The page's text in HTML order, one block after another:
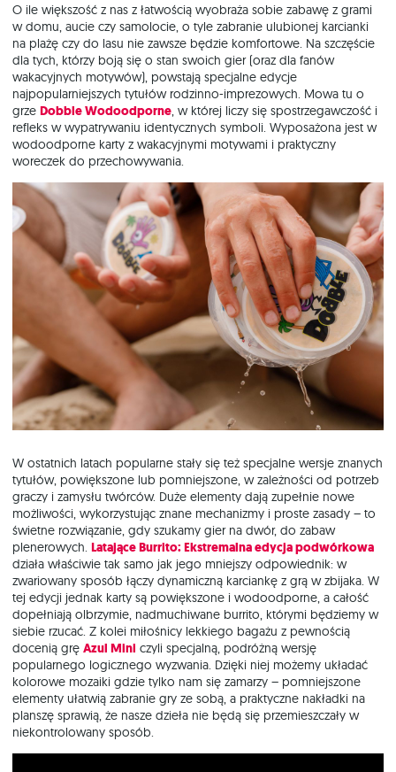
O ile większość z nas z łatwością wyobraża sobie zabawę z grami
w domu, aucie czy samolocie, o tyle zabranie ulubionej karcianki
na plażę czy do lasu nie zawsze będzie komfortowe. Na szczęście
dla tych, którzy boją się o stan swoich gier (oraz dla fanów
wakacyjnych motywów), powstają specjalne edycje
najpopularniejszych tytułów rodzinno-imprezowych. Mowa tu o
grze Dobble Wodoodporne , w której liczy się spostrzegawczość i
refleks w wypatrywaniu identycznych symboli. Wyposażona jest w
wodoodporne karty z wakacyjnymi motywami i praktyczny
woreczek do przechowywania.
W ostatnich latach popularne stały się też specjalne wersje znanych
tytułów, powiększone lub pomniejszone, w zależności od potrzeb
graczy i zamysłu twórców. Duże elementy dają zupełnie nowe
możliwości, wykorzystując znane mechanizmy i proste zasady – to
świetne rozwiązanie, gdy szukamy gier na dwór, do zabaw
plenerowych. Latające Burrito: Ekstremalna edycja podwórkowa
działa właściwie tak samo jak jego mniejszy odpowiednik: w
zwariowany sposób łączy dynamiczną karciankę z grą w zbijaka. W
tej edycji jednak karty są powiększone i wodoodporne, a całość
dopełniają olbrzymie, nadmuchiwane burrito, którymi będziemy w
siebie rzucać. Z kolei miłośnicy lekkiego bagażu z pewnością
docenią grę Azul Mini czyli specjalną, podróżną wersję
popularnego logicznego wyzwania. Dzięki niej możemy układać
kolorowe mozaiki gdzie tylko nam się zamarzy – pomniejszone
elementy ułatwią zabranie gry ze sobą, a praktyczne nakładki na
planszę sprawią, że nasze dzieła nie będą się przemieszczały w
niekontrolowany sposób.